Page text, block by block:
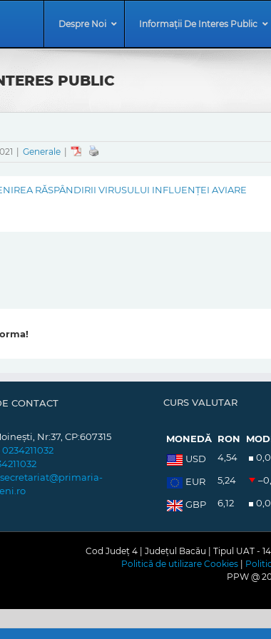
Despre Noi Informații De Interes Public
PUBLIC
Generale
RĂSPÂNDIRII VIRUSULUI INFLUENŢEI AVIARE
CONTACT
Nr:37, CP:607315
0234211032
secretariat@primaria-
CURS VALUTAR
MONEDĂ RON
USD
4,54
EUR 5,24
GBP 6,12
Cod Județ 4 | Județul Bacău | Tipul UAT -
Politică de utilizare Cookies
PPW @